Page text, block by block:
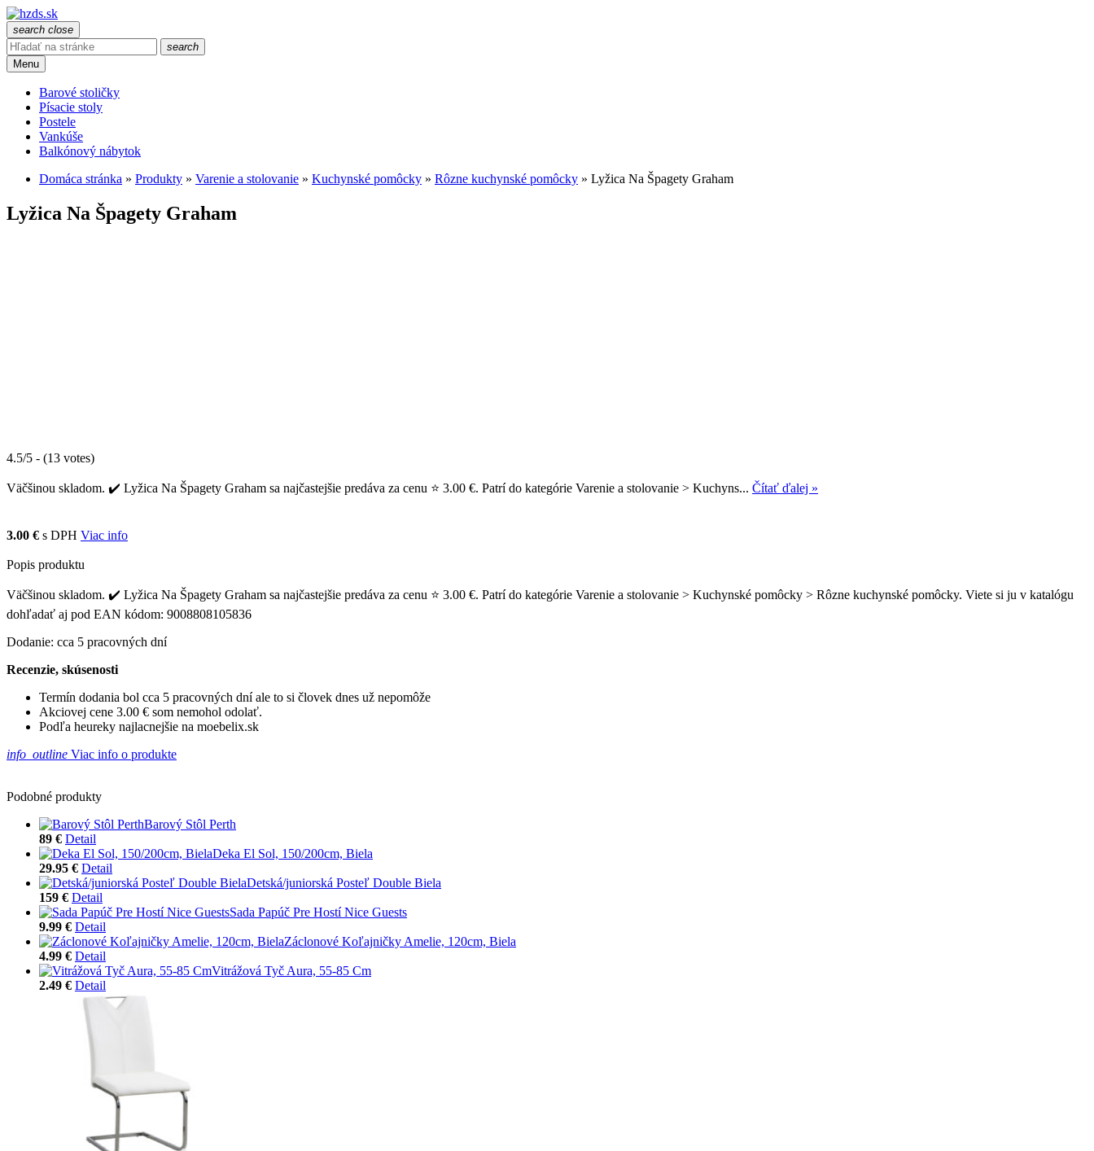
search close
search
Menu
Barové stoličky
Písacie stoly
Postele
Vankúše
Balkónový nábytok
Domáca stránka » Produkty » Varenie a stolovanie » Kuchynské pomôcky » Rôzne kuchynské pomôcky » Lyžica Na Špagety Graham
Lyžica Na Špagety Graham
4.5/5 - (13 votes)
Väčšinou skladom. ✔️ Lyžica Na Špagety Graham sa najčastejšie predáva za cenu ⭐ 3.00 €. Patrí do kategórie Varenie a stolovanie > Kuchyns... Čítať ďalej »
3.00 € s DPH Viac info
Popis produktu
Väčšinou skladom. ✔️ Lyžica Na Špagety Graham sa najčastejšie predáva za cenu ⭐ 3.00 €. Patrí do kategórie Varenie a stolovanie > Kuchynské pomôcky > Rôzne kuchynské pomôcky. Viete si ju v katalógu
dohľadať aj pod EAN kódom: 9008808105836
Dodanie: cca 5 pracovných dní
Recenzie, skúsenosti
Termín dodania bol cca 5 pracovných dní ale to si človek dnes už nepomôže
Akciovej cene 3.00 € som nemohol odolať.
Podľa heureky najlacnejšie na moebelix.sk
info_outline Viac info o produkte
Podobné produkty
Barový Stôl Perth
89 € Detail
Deka El Sol, 150/200cm, Biela
29.95 € Detail
Detská/juniorská Posteľ Double Biela
159 € Detail
Sada Papúč Pre Hostí Nice Guests
9.99 € Detail
Záclonové Koľajničky Amelie, 120cm, Biela
4.99 € Detail
Vitrážová Tyč Aura, 55-85 Cm
2.49 € Detail